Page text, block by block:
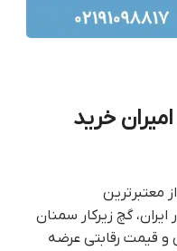
خرید
معتبرترین
گچ زیرکار سمنان
و قیمت رقابتی عرضه